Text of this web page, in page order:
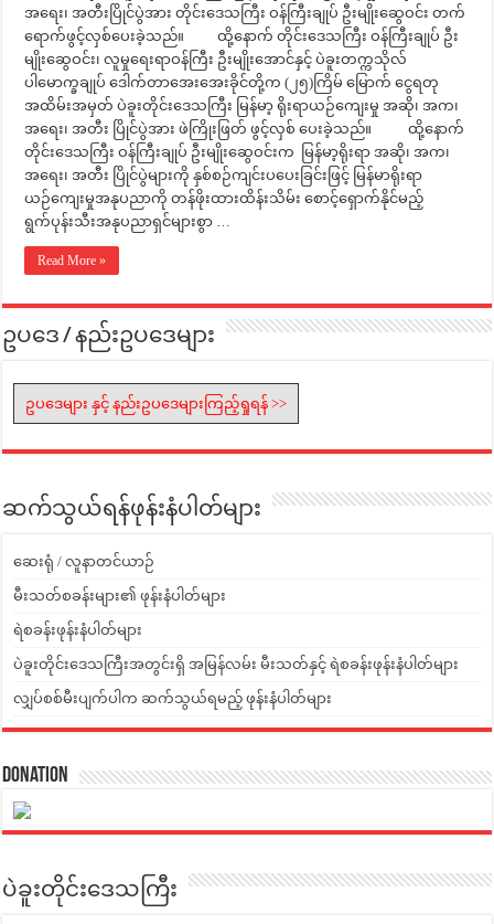
အရေး၊ အတီးပြိုင်ပွဲအား တိုင်းဒေသကြီး ဝန်ကြီးချုပ် ဦးမျိုးဆွေဝင်း တက်
ရောက်ဖွင့်လှစ်ပေးခဲ့သည်။ ထို့နောက် တိုင်းဒေသကြီး ဝန်ကြီးချုပ် ဦး
မျိုးဆွေဝင်း၊ လူမှုရေးရာဝန်ကြီး ဦးမျိုးအောင်နှင့် ပဲခူးတက္ကသိုလ်
ပါမောက္ခချုပ် ဒေါက်တာအေးအေးခိုင်တို့က (၂၅)ကြိမ် မြောက် ငွေရတု
အထိမ်းအမှတ် ပဲခူးတိုင်းဒေသကြီး မြန်မာ့ ရိုးရာယဉ်ကျေးမှု အဆို၊ အက၊
အရေး၊ အတီး ပြိုင်ပွဲအား ဖဲကြိုးဖြတ် ဖွင့်လှစ် ပေးခဲ့သည်။ ထို့နောက်
တိုင်းဒေသကြီး ဝန်ကြီးချုပ် ဦးမျိုးဆွေဝင်းက မြန်မာ့ရိုးရာ အဆို၊ အက၊
အရေး၊ အတီး ပြိုင်ပွဲများကို နှစ်စဉ်ကျင်းပပေးခြင်းဖြင့် မြန်မာရိုးရာ
ယဉ်ကျေးမှုအနုပညာကို တန်ဖိုးထားထိန်းသိမ်း စောင့်ရှောက်နိုင်မည့်
ရွက်ပုန်းသီးအနုပညာရှင်များစွာ …
Read More »
ဥပဒေ / နည်းဥပဒေများ
ဥပဒေများ နှင့် နည်းဥပဒေများကြည့်ရှုရန် >>
ဆက်သွယ်ရန်ဖုန်းနံပါတ်များ
ဆေးရုံ / လူနာတင်ယာဉ်
မီးသတ်စခန်းများ၏ ဖုန်းနံပါတ်များ
ရဲစခန်းဖုန်းနံပါတ်များ
ပဲခူးတိုင်းဒေသကြီးအတွင်းရှိ အမြန်လမ်း မီးသတ်နှင့် ရဲစခန်းဖုန်းနံပါတ်များ
လျှပ်စစ်မီးပျက်ပါက ဆက်သွယ်ရမည့် ဖုန်းနံပါတ်များ
Donation
ပဲခူးတိုင်းဒေသကြီး